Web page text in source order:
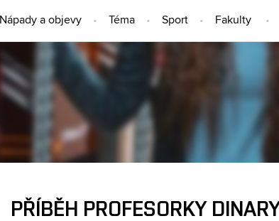
Nápady a objevy Téma Sport Fakulty
LIDÉ
PŘÍBĚH PROFESORKY